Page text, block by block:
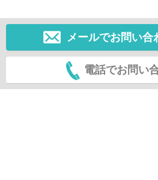
メールでお問い合
電話でお問い